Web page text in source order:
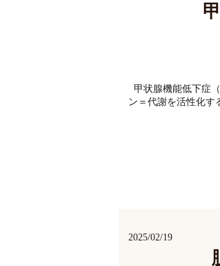
甲状腺機能低下症
ン＝代謝を活性化
2025/02/19